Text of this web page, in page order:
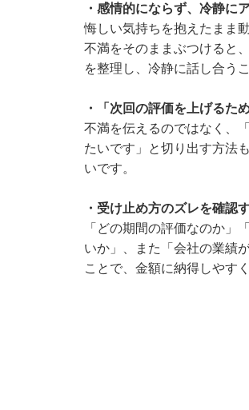
・感情的にならず、冷静に
悔しい気持ちを抱えたまま
不満をそのままぶつけると
を整理し、冷静に話し合う
・「次回の評価を上げるた
不満を伝えるのではなく、
たいです」と切り出す方法
いです。
・受け止め方のズレを確認
「どの期間の評価なのか」
いか」、また「会社の業績
ことで、金額に納得しやす